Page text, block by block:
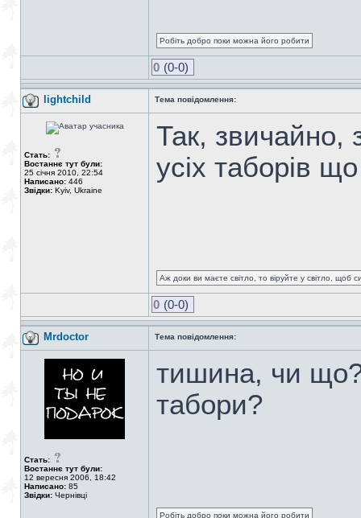
Робіть добро поки можна його робити
0 (0-0)
lightchild Тема повідомлення:
Стать:
Востаннє тут були:
25 січня 2010, 22:54
Написано: 446
Звідки: Kyiv, Ukraine
Так,
усіх таборів
Аж доки ви маєте світло, то віруйте у світло, щоб
0 (0-0)
Mrdoctor Тема повідомлення:
Стать:
Востаннє тут були:
12 вересня 2006, 18:42
Написано: 85
Звідки: Чернівці
тишина, чи
табори?
Робіть добро поки можна його робити